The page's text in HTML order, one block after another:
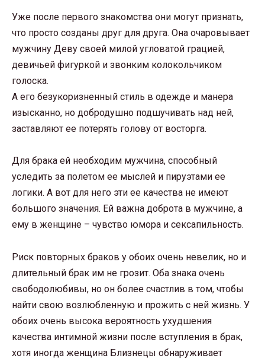
Уже после первого знакомства они могут признать,
что просто созданы друг для друга. Она очаровывает
мужчину Деву своей милой угловатой грацией,
девичьей фигуркой и звонким колокольчиком
голоска.
А его безукоризненный стиль в одежде и манера
изысканно, но добродушно подшучивать над ней,
заставляют ее потерять голову от восторга.
Для брака ей необходим мужчина, способный
уследить за полетом ее мыслей и пируэтами ее
логики. А вот для него эти ее качества не имеют
большого значения. Ей важна доброта в мужчине, а
ему в женщине – чувство юмора и сексапильность.
Риск повторных браков у обоих очень невелик, но и
длительный брак им не грозит. Оба знака очень
свободолюбивы, но он более счастлив в том, чтобы
найти свою возлюбленную и прожить с ней жизнь. У
обоих очень высока вероятность ухудшения
качества интимной жизни после вступления в брак,
хотя иногда женщина Близнецы обнаруживает